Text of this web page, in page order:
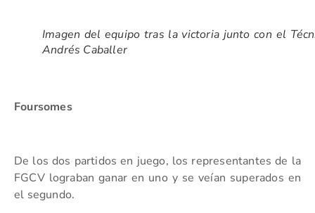
Imagen del equipo tras la victoria junto con el
Andrés Caballer
Foursomes
De los dos partidos en juego, los representantes de la
FGCV lograban ganar en uno y se veían superados en
el segundo.